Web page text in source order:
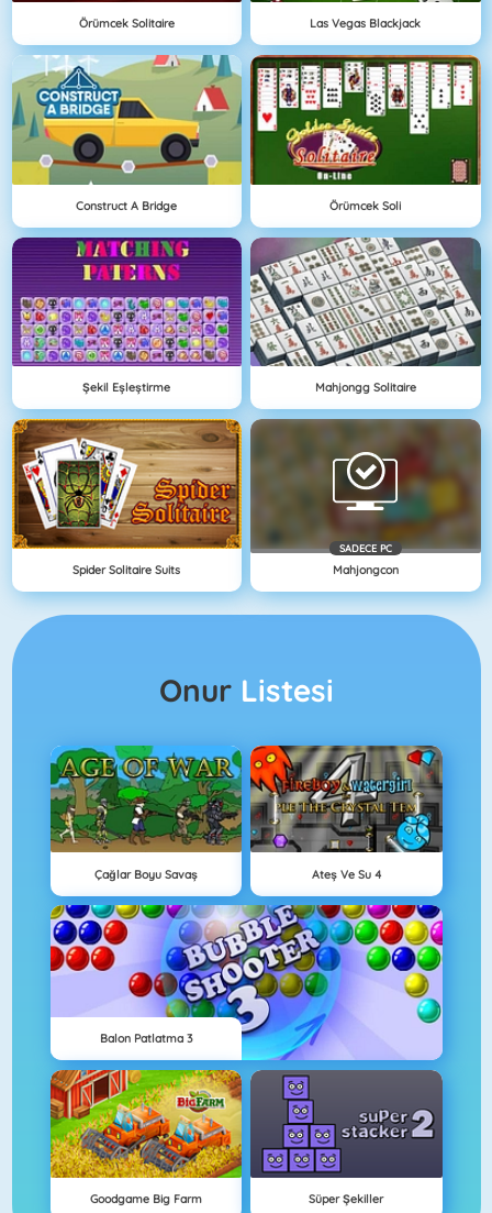
Örümcek Solitaire Las Vegas Blackjack
Construct A Bridge Örümcek Soli
Şekil Eşleştirme Mahjongg Solitaire
Spider Solitaire Suits
SADECE PC
Mahjongcon
Onur Listesi
Çağlar Boyu Savaş Ateş Ve Su 4
Balon Patlatma 3
Goodgame Big Farm Süper Şekiller